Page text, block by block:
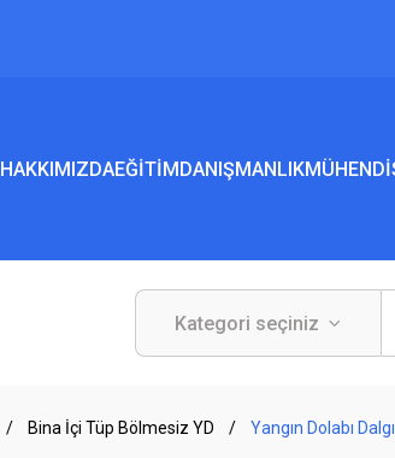
HAKKIMIZDAEĞİTİMDANIŞMANLIK
Bina İçi Tüp Bölmesiz YD Yangın Dolabı